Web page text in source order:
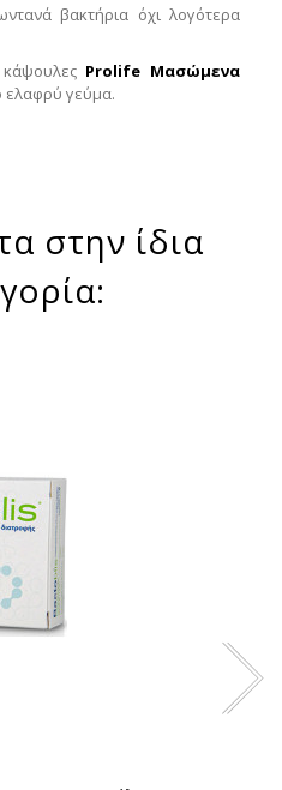
βακτήρια όχι λογότερα
Prolife Μασώμενα
ελαφρύ γεύμα.
στην ίδια